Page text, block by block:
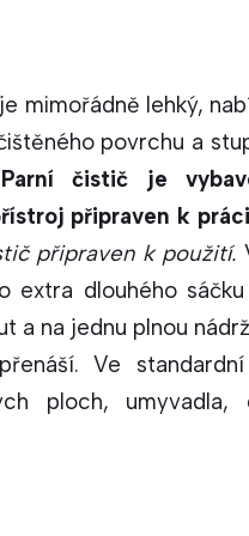
mimořádně lehký,
povrchu a
Parní čistič je
připraven k
připraven k použití.
extra dlouhého
a na jednu plnou
Ve
ploch,